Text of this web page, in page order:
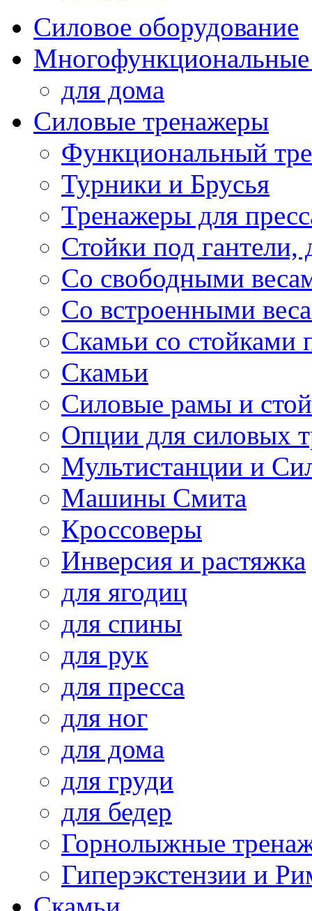
Силовое оборудование
для дома
Силовые тренажеры
Функциональный
Турники и Брусья
Тренажеры для
Стойки под
Со свободными
Со встроенными
Скамьи со стойками
Скамьи
Силовые рамы и
Опции для силовых
Мультистанции и
Машины Смита
Кроссоверы
Инверсия и растяжка
для ягодиц
для спины
для рук
для пресса
для ног
для дома
для груди
для бедер
Горнолыжные
Гиперэкстензии и